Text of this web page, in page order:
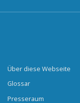
Über diese Webseite
Glossar
Presseraum